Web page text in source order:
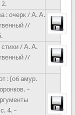
2.
: очерк / А. А.
//
стихи / А. А.
//
: [об амур.
–
4. –